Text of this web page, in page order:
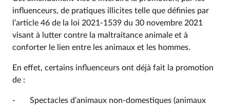
influenceurs, de pratiques illicites telle que définies par
l’article 46 de la loi 2021-1539 du 30 novembre 2021
visant à lutter contre la maltraitance animale et à
conforter le lien entre les animaux et les hommes.
En effet, certains influenceurs ont déjà fait la promotion
de :
- Spectacles d’animaux non-domestiques (animaux